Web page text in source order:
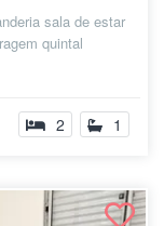
sala de estar
quintal
2 1